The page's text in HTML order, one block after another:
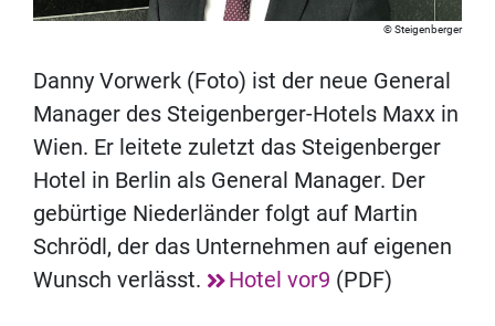
Steigenberger
Danny Vorwerk (Foto) ist der neue General
Manager des Steigenberger-Hotels Maxx in
Wien. Er leitete zuletzt das Steigenberger
Hotel in Berlin als General Manager. Der
gebürtige Niederländer folgt auf Martin
Schrödl, der das Unternehmen auf eigenen
Wunsch verlässt.
Hotel vor9 (PDF)